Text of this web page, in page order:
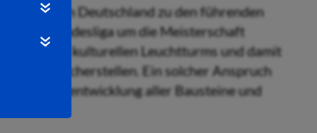
in Deutschland zu den führenden
in der Bundesliga um die Meisterschaft
eines kulturellen Leuchtturms und damit
sicherstellen. Ein solcher Anspruch
Weiterentwicklung aller Bausteine und